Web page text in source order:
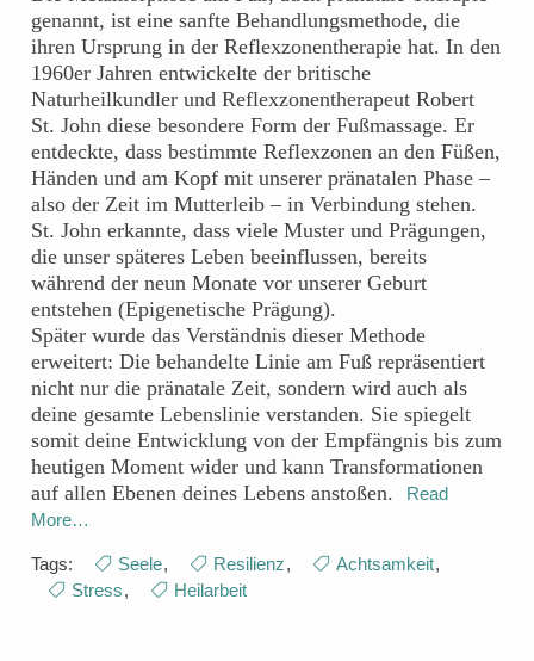
genannt, ist eine sanfte Behandlungsmethode, die
ihren Ursprung in der Reflexzonentherapie hat. In den
1960er Jahren entwickelte der britische
Naturheilkundler und Reflexzonentherapeut Robert
St. John diese besondere Form der Fußmassage. Er
entdeckte, dass bestimmte Reflexzonen an den Füßen,
Händen und am Kopf mit unserer pränatalen Phase –
also der Zeit im Mutterleib – in Verbindung stehen.
St. John erkannte, dass viele Muster und Prägungen,
die unser späteres Leben beeinflussen, bereits
während der neun Monate vor unserer Geburt
entstehen (Epigenetische Prägung).
Später wurde das Verständnis dieser Methode
erweitert: Die behandelte Linie am Fuß repräsentiert
nicht nur die pränatale Zeit, sondern wird auch als
deine gesamte Lebenslinie verstanden. Sie spiegelt
somit deine Entwicklung von der Empfängnis bis zum
heutigen Moment wider und kann Transformationen
auf allen Ebenen deines Lebens anstoßen.
Read
More…
Tags: Seele, Resilienz, Achtsamkeit,
Stress, Heilarbeit